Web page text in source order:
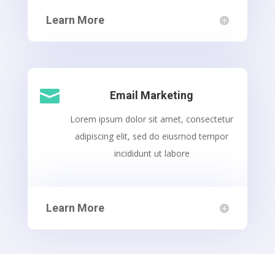
Learn More
 Email Marketing
Lorem ipsum dolor sit amet, consectetur
adipiscing elit, sed do eiusmod tempor
incididunt ut labore
Learn More